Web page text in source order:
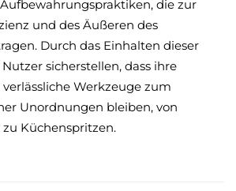
die zur
und des Äußeren des
Durch das Einhalten dieser
sicherstellen, dass ihre
Werkzeuge zum
Unordnungen bleiben, von
Küchenspritzen.